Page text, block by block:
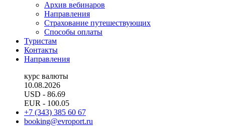
Архив вебинаров
Направления
Страхование путешествующих
Способы оплаты
Туристам
Контакты
Направления
курс валюты
10.08.2026
USD - 86.69
EUR - 100.05
+7 (343) 385 60 67
booking@evroport.ru